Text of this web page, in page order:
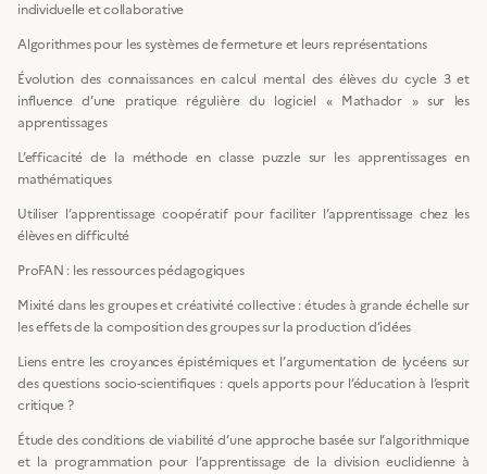
individuelle et collaborative
Algorithmes pour les systèmes de fermeture et leurs représentations
Évolution des connaissances en calcul mental des élèves du cycle 3 et
influence d’une pratique régulière du logiciel « Mathador » sur les
apprentissages
L’efficacité de la méthode en classe puzzle sur les apprentissages en
mathématiques
Utiliser l’apprentissage coopératif pour faciliter l’apprentissage chez les
élèves en difficulté
ProFAN : les ressources pédagogiques
Mixité dans les groupes et créativité collective : études à grande échelle sur
les effets de la composition des groupes sur la production d’idées
Liens entre les croyances épistémiques et l’argumentation de lycéens sur
des questions socio-scientifiques : quels apports pour l’éducation à l’esprit
critique ?
Étude des conditions de viabilité d’une approche basée sur l’algorithmique
et la programmation pour l’apprentissage de la division euclidienne à